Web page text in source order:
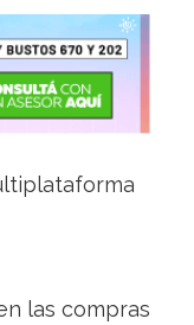
las compras